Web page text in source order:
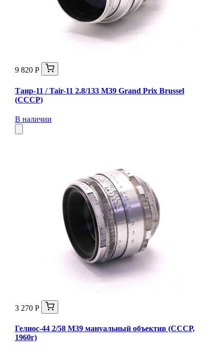
9 820 Р
Таир-11 / Tair-11 2.8/133 M39 Grand Prix Brussel
(СССР)
В наличии
3 270 Р
Гелиос-44 2/58 М39 мануальный объектив (СССР,
1960г)